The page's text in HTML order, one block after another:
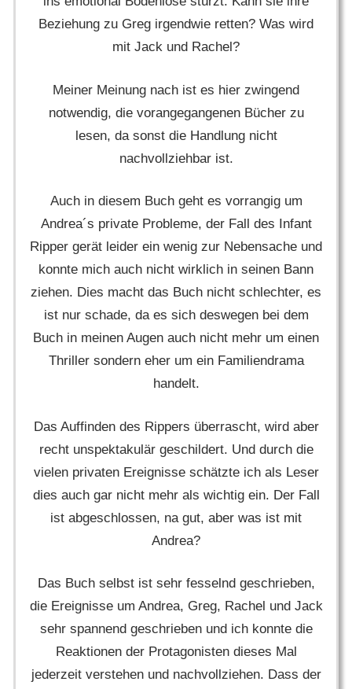
Beziehung zu Greg irgendwie retten? Was wird
mit Jack und Rachel?
Meiner Meinung nach ist es hier zwingend
notwendig, die vorangegangenen Bücher zu
lesen, da sonst die Handlung nicht
nachvollziehbar ist.
Auch in diesem Buch geht es vorrangig um
Andrea´s private Probleme, der Fall des Infant
Ripper gerät leider ein wenig zur Nebensache und
konnte mich auch nicht wirklich in seinen Bann
ziehen. Dies macht das Buch nicht schlechter, es
ist nur schade, da es sich deswegen bei dem
Buch in meinen Augen auch nicht mehr um einen
Thriller sondern eher um ein Familiendrama
handelt.
Das Auffinden des Rippers überrascht, wird aber
recht unspektakulär geschildert. Und durch die
vielen privaten Ereignisse schätzte ich als Leser
dies auch gar nicht mehr als wichtig ein. Der Fall
ist abgeschlossen, na gut, aber was ist mit
Andrea?
Das Buch selbst ist sehr fesselnd geschrieben,
die Ereignisse um Andrea, Greg, Rachel und Jack
sehr spannend geschrieben und ich konnte die
Reaktionen der Protagonisten dieses Mal
jederzeit verstehen und nachvollziehen. Dass der